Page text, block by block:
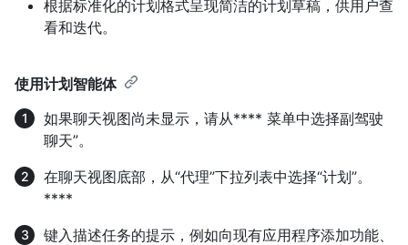
根据标准化的计划格式呈现简洁的计划草稿，供用户查
看和迭代。
使用计划智能体
如果聊天视图尚未显示，请从**** 菜单中选择副驾驶
聊天”。
在聊天视图底部，从“代理”下拉列表中选择“计划”。
****
键入描述任务的提示，例如向现有应用程序添加功能、